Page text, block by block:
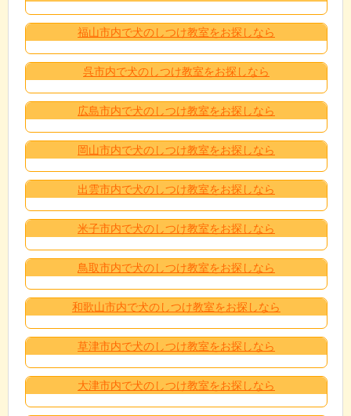
福山市内で犬のしつけ教室をお探しなら
呉市内で犬のしつけ教室をお探しなら
広島市内で犬のしつけ教室をお探しなら
岡山市内で犬のしつけ教室をお探しなら
出雲市内で犬のしつけ教室をお探しなら
米子市内で犬のしつけ教室をお探しなら
鳥取市内で犬のしつけ教室をお探しなら
和歌山市内で犬のしつけ教室をお探しなら
草津市内で犬のしつけ教室をお探しなら
大津市内で犬のしつけ教室をお探しなら